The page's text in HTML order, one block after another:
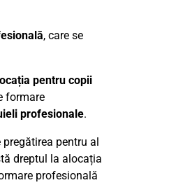
, care se
pentru copii
formare
profesionale.
pentru al
dreptul la alocația
profesională